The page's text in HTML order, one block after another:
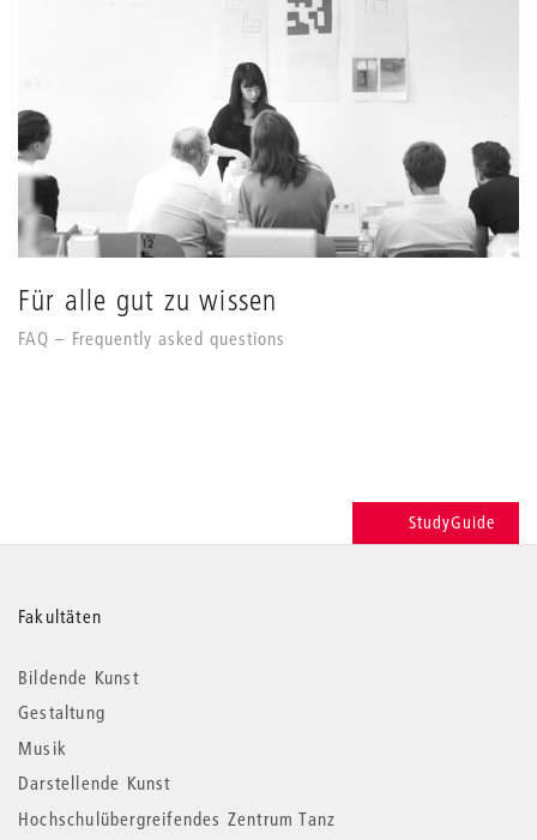
Für alle gut zu wissen
FAQ – Frequently asked questions
StudyGuide
Weitere
Informationen
Fakultäten
Bildende Kunst
Gestaltung
Musik
Darstellende Kunst
Hochschulübergreifendes Zentrum Tanz